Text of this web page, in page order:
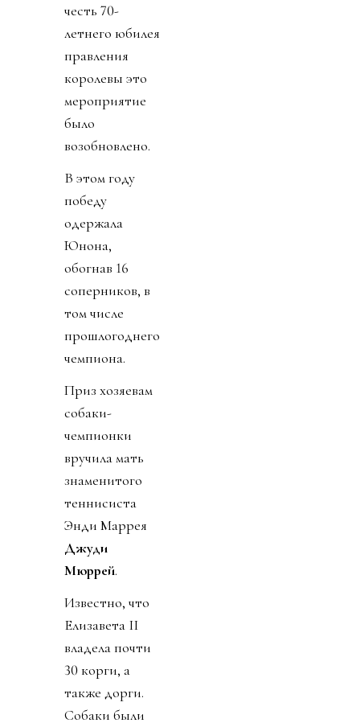
честь 70-
летнего юбилея
правления
королевы это
мероприятие
было
возобновлено.
В этом году
победу
одержала
Юнона,
обогнав 16
соперников, в
том числе
прошлогоднего
чемпиона.
Приз хозяевам
собаки-
чемпионки
вручила мать
знаменитого
теннисиста
Энди Маррея
Джуди
Мюррей.
Известно, что
Елизавета II
владела почти
30 корги, а
также дорги.
Собаки были